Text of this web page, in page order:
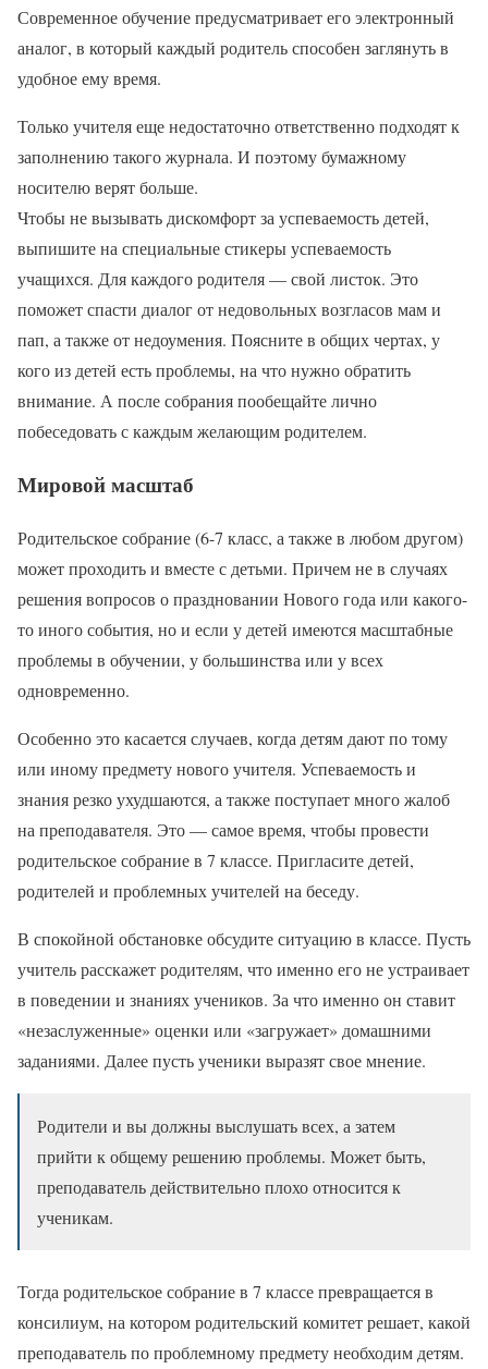
Современное обучение предусматривает его электронный
аналог, в который каждый родитель способен заглянуть в
удобное ему время.
Только учителя еще недостаточно ответственно подходят к
заполнению такого журнала. И поэтому бумажному
носителю верят больше.
Чтобы не вызывать дискомфорт за успеваемость детей,
выпишите на специальные стикеры успеваемость
учащихся. Для каждого родителя — свой листок. Это
поможет спасти диалог от недовольных возгласов мам и
пап, а также от недоумения. Поясните в общих чертах, у
кого из детей есть проблемы, на что нужно обратить
внимание. А после собрания пообещайте лично
побеседовать с каждым желающим родителем.
Мировой масштаб
Родительское собрание (6-7 класс, а также в любом другом)
может проходить и вместе с детьми. Причем не в случаях
решения вопросов о праздновании Нового года или какого-
то иного события, но и если у детей имеются масштабные
проблемы в обучении, у большинства или у всех
одновременно.
Особенно это касается случаев, когда детям дают по тому
или иному предмету нового учителя. Успеваемость и
знания резко ухудшаются, а также поступает много жалоб
на преподавателя. Это — самое время, чтобы провести
родительское собрание в 7 классе. Пригласите детей,
родителей и проблемных учителей на беседу.
В спокойной обстановке обсудите ситуацию в классе. Пусть
учитель расскажет родителям, что именно его не устраивает
в поведении и знаниях учеников. За что именно он ставит
«незаслуженные» оценки или «загружает» домашними
заданиями. Далее пусть ученики выразят свое мнение.
Родители и вы должны выслушать всех, а затем
прийти к общему решению проблемы. Может быть,
преподаватель действительно плохо относится к
ученикам.
Тогда родительское собрание в 7 классе превращается в
консилиум, на котором родительский комитет решает, какой
преподаватель по проблемному предмету необходим детям.